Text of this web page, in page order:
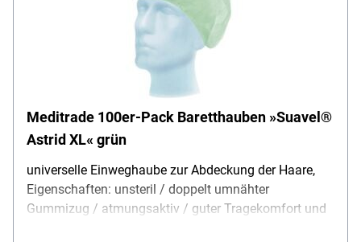
Meditrade 100er-Pack Baretthauben »Suavel®
Astrid XL« grün
universelle Einweghaube zur Abdeckung der Haare,
Eigenschaften: unsteril / doppelt umnähter
Gummizug / atmungsaktiv / guter Tragekomfort und